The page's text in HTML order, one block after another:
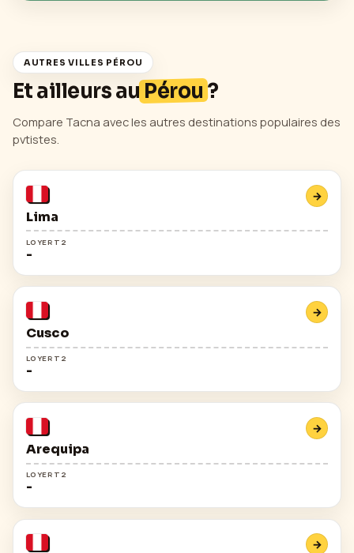
AUTRES VILLES PÉROU
Et ailleurs au Pérou?
Compare Tacna avec les autres destinations populaires des
pvtistes.
Lima
→
LOYER T2
-
Cusco
→
LOYER T2
-
Arequipa
→
LOYER T2
-
→